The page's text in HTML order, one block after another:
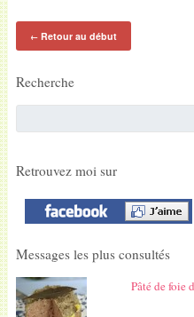
←Retour au début
Recherche
Retrouvez moi sur
Messages les plus consultés
Pâté de foie